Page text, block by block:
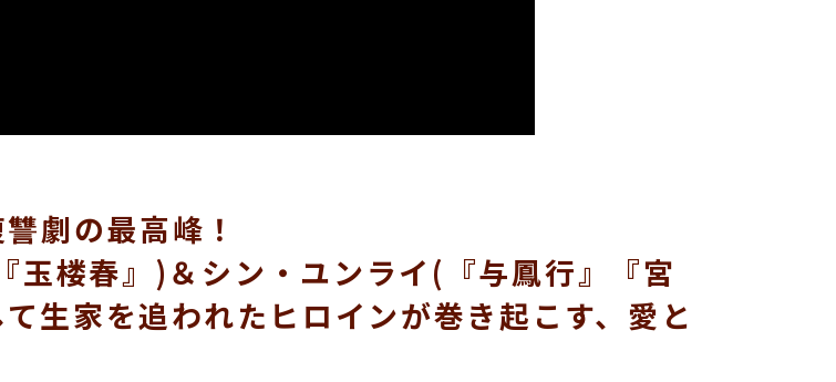
劇の最高峰！
玉楼春』)＆シン・ユンライ(『与鳳行』『宮
生家を追われたヒロインが巻き起こす、愛と